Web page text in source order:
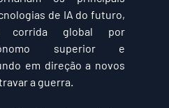
de IA do futuro,
corrida global por
superior e
em direção a novos
a guerra.